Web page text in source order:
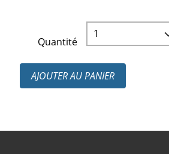
Quantité
AJOUTER AU PANIER